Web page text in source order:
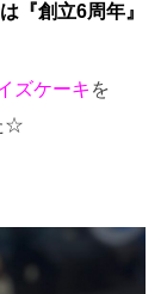
『創立6周年』
ズケーキ を
☆